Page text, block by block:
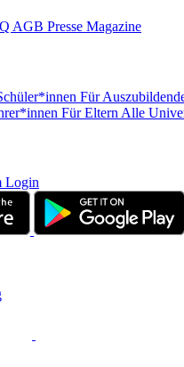
AGB Presse Magazine
Für
Für Eltern Alle
Login